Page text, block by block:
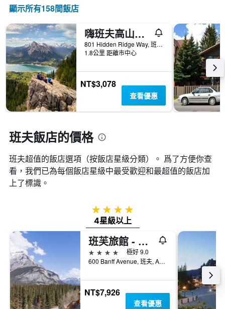
去
天
內
找
到
的
本
週
末
房
均
價
格。
圖
表
具
有
1
條
Y
軸，
顯
示
房
間
平
均
格
顯示所有158間飯店
嗨班夫高山中心酒店 - 班夫
801 Hidden Ridge Way, 班夫, AB, 加拿大
1.8公里 距離市中心
NT$3,078
查看優惠
班夫飯店的價格
班夫超值的飯店選項（按飯店星級分類）。 爲了方便你查
看，我們已為每個飯店星級中最受歡迎和最超值的飯店加
上了標識。
4星級
4星級以上
班芙旅館 - 班夫
4星級
極好 9.0
600 Banff Avenue, 班夫, AB, 加拿大
NT$7,926
查看優惠